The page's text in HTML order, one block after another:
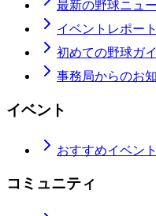
最新の野球ニュ
イベントレポート
初めての野球ガ
事務局からのお
イベント
おすすめイベント
コミュニティ